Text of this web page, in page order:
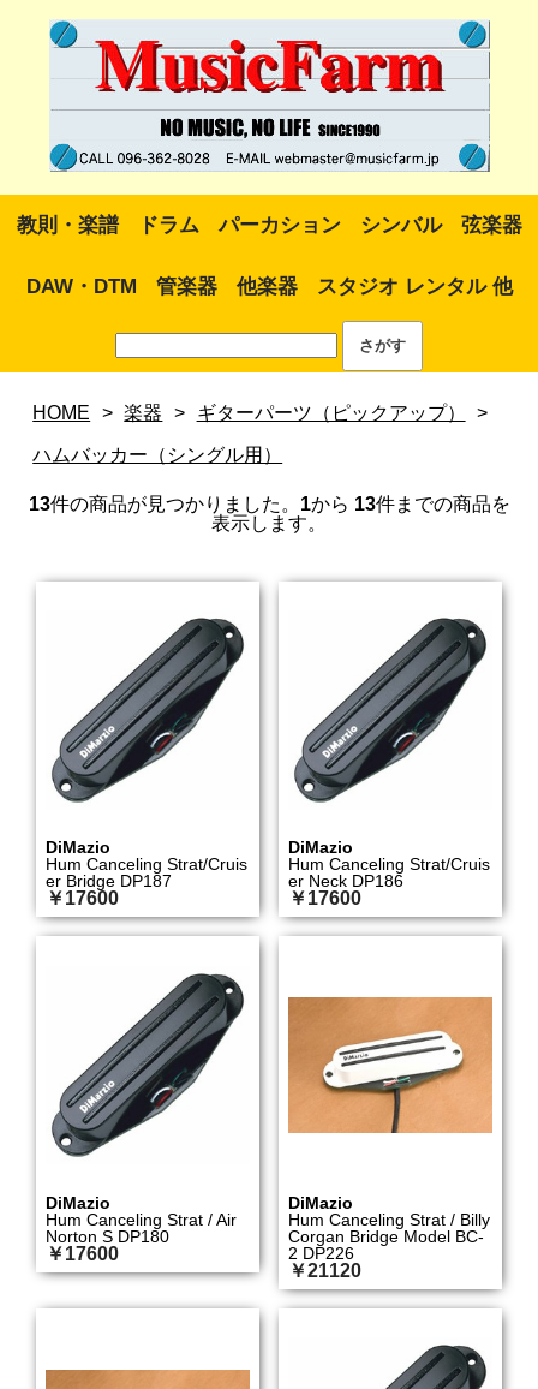
教則・楽譜 ドラム パーカション シンバル 弦楽器
DAW・DTM 管楽器 他楽器 スタジオ レンタル 他
HOME > 楽器 > ギターパーツ（ピックアップ） >
ハムバッカー（シングル用）
13件の商品が見つかりました。 1から 13件までの商品を
表示します。
DiMazio
Hum Canceling Strat/Cruis
er Bridge DP187
￥17600
DiMazio
Hum Canceling Strat/Cruis
er Neck DP186
￥17600
DiMazio
Hum Canceling Strat / Air
Norton S DP180
￥17600
DiMazio
Hum Canceling Strat / Billy
Corgan Bridge Model BC-
2 DP226
￥21120